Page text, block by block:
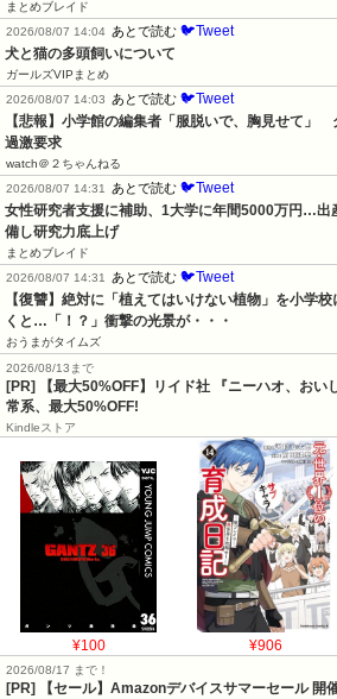
まとめブレイド
2026/08/07 14:04 あとで読む 🐦Tweet
犬と猫の多頭飼いについて
ガールズVIPまとめ
2026/08/07 14:03 あとで読む 🐦Tweet
【悲報】小学館の編集者「服脱いで、胸見せて」
過激要求
watch＠２ちゃんねる
2026/08/07 14:31 あとで読む 🐦Tweet
女性研究者支援に補助、1大学に年間5000万円…出
備し研究力底上げ
まとめブレイド
2026/08/07 14:31 あとで読む 🐦Tweet
【復讐】絶対に「植えてはいけない植物」を小学
くと…「！？」衝撃の光景が・・・
おうまがタイムズ
2026/08/13まで
[PR] 【最大50%OFF】リイド社 『ニーハオ、おい
常系、最大50%OFF!
Kindleストア
¥100 ¥906
2026/08/17 まで！
[PR] 【セール】Amazonデバイスサマーセール 開